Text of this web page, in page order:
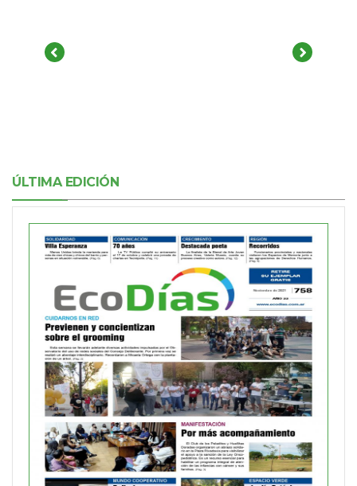
ÚLTIMA EDICIÓN